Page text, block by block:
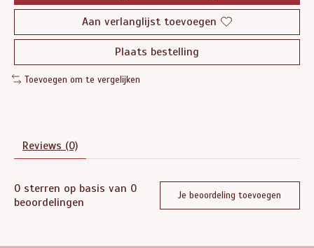
Aan verlanglijst toevoegen
Plaats bestelling
Toevoegen om te vergelijken
Reviews (0)
0 sterren op basis van 0
beoordelingen
Je beoordeling toevoegen